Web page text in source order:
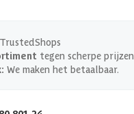
tegen scherpe prijzen
We maken het betaalbaar.